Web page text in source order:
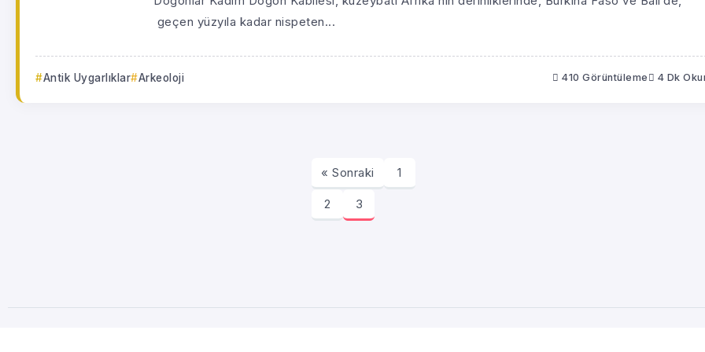
geçen yüzyıla kadar nispeten...
Antik Uygarlıklar Arkeoloji 410 Görüntüleme 4 Dk
« Sonraki 1
2 3